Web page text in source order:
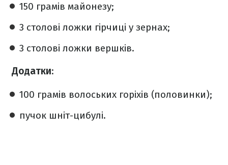
150 грамів майонезу;
3 столові ложки гірчиці у зернах;
3 столові ложки вершків.
Додатки:
100 грамів волоських горіхів (половинки);
пучок шніт-цибулі.